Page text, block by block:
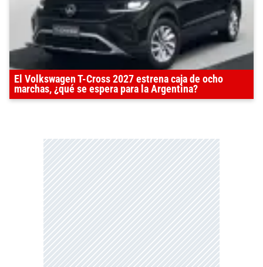
El Volkswagen T-Cross 2027 estrena caja de ocho
marchas, ¿qué se espera para la Argentina?